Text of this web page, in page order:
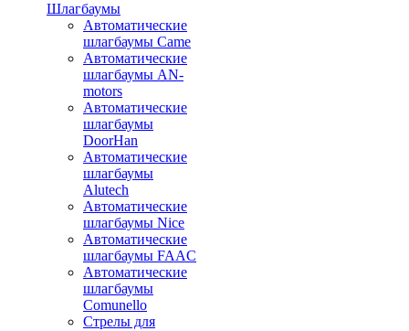
Шлагбаумы
Автоматические
шлагбаумы Came
Автоматические
шлагбаумы AN-
motors
Автоматические
шлагбаумы
DoorHan
Автоматические
шлагбаумы
Alutech
Автоматические
шлагбаумы Nice
Автоматические
шлагбаумы FAAC
Автоматические
шлагбаумы
Comunello
Стрелы для